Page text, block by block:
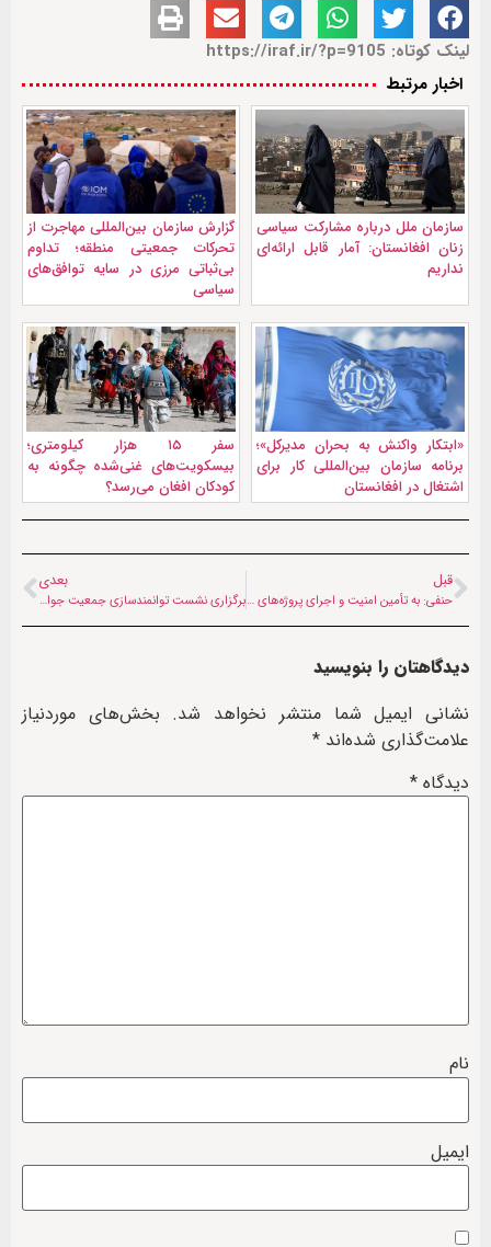
لینک کوتاه: https://iraf.ir/?p=9105
اخبار مرتبط
سازمان ملل درباره مشارکت سیاسی
زنان افغانستان: آمار قابل ارائه‌ای
نداریم
گزارش سازمان بین‌المللی مهاجرت از
تحرکات جمعیتی منطقه؛ تداوم
بی‌ثباتی مرزی در سایه توافق‌های
سیاسی
«ابتکار واکنش به بحران مدیرکل»؛
برنامه سازمان بین‌المللی کار برای
اشتغال در افغانستان
سفر ۱۵ هزار کیلومتری؛
بیسکویت‌های غنی‌شده چگونه به
کودکان افغان می‌رسد؟
قبل
حنفی: به تأمین امنیت و اجرای پروژه‌‌های عمرانی متعهدیم
بعدی
برگزاری نشست توانمندسازی جمعیت جوان اتباع در خراسان رضوی
دیدگاهتان را بنویسید
نشانی ایمیل شما منتشر نخواهد شد. بخش‌های موردنیاز
علامت‌گذاری شده‌اند *
دیدگاه *
نام
ایمیل